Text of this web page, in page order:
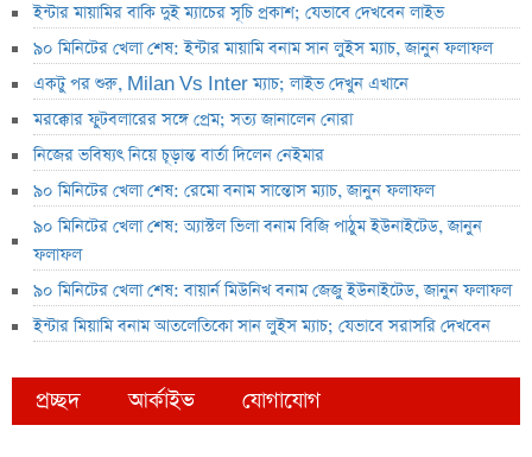
ইন্টার মায়ামির বাকি দুই ম্যাচের সূচি প্রকাশ; যেভাবে দেখবেন লাইভ
৯০ মিনিটের খেলা শেষ: ইন্টার মায়ামি বনাম সান লুইস ম্যাচ, জানুন ফলাফল
একটু পর শুরু, Milan Vs Inter ম্যাচ; লাইভ দেখুন এখানে
মরক্কোর ফুটবলারের সঙ্গে প্রেম; সত্য জানালেন নোরা
নিজের ভবিষ্যৎ নিয়ে চূড়ান্ত বার্তা দিলেন নেইমার
৯০ মিনিটের খেলা শেষ: রেমো বনাম সান্তোস ম্যাচ, জানুন ফলাফল
৯০ মিনিটের খেলা শেষ: অ্যাস্টল ভিলা বনাম বিজি পাঠুম ইউনাইটেড, জানুন
ফলাফল
৯০ মিনিটের খেলা শেষ: বায়ার্ন মিউনিখ বনাম জেজু ইউনাইটেড, জানুন ফলাফল
ইন্টার মিয়ামি বনাম আতলেতিকো সান লুইস ম্যাচ; যেভাবে সরাসরি দেখবেন
প্রচ্ছদ আর্কাইভ যোগাযোগ